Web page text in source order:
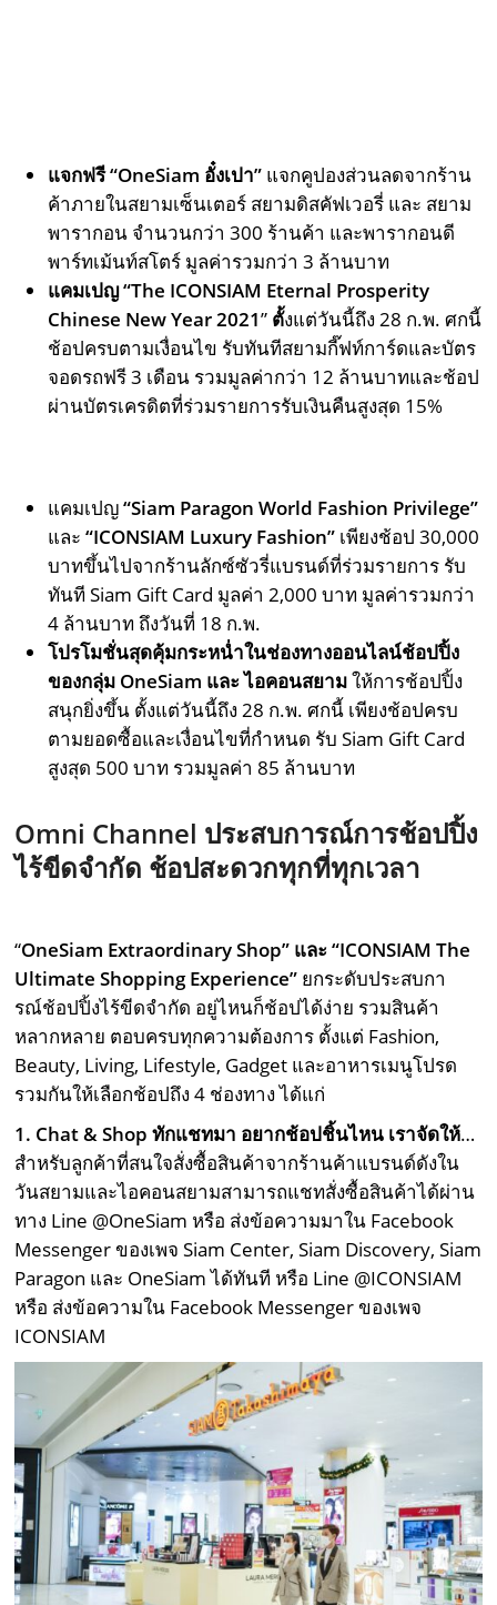
แจกฟรี“OneSiam อั๋งเปา” แจกคูปองส่วนลดจากร้าน
ค้าภายในสยามเซ็นเตอร์ สยามดิสคัฟเวอรี่ และ สยาม
พารากอน จำนวนกว่า 300 ร้านค้า และพารากอนดี
พาร์ทเม้นท์สโตร์ มูลค่ารวมกว่า 3 ล้านบาท
แคมเปญ“The ICONSIAM Eternal Prosperity
Chinese New Year 2021” ตั้งแต่วันนี้ถึง 28 ก.พ. ศกนี้
ช้อปครบตามเงื่อนไข รับทันทีสยามกี๊ฟท์การ์ดและบัตร
จอดรถฟรี 3 เดือน รวมมูลค่ากว่า 12 ล้านบาทและช้อป
ผ่านบัตรเครดิตที่ร่วมรายการรับเงินคืนสูงสุด 15%
แคมเปญ“Siam Paragon World Fashion Privilege”
และ “ICONSIAM Luxury Fashion” เพียงช้อป 30,000
บาทขึ้นไปจากร้านลักซ์ซัวรี่แบรนด์ที่ร่วมรายการ รับ
ทันที Siam Gift Card มูลค่า 2,000 บาท มูลค่ารวมกว่า
4 ล้านบาท ถึงวันที่ 18 ก.พ.
โปรโมชั่นสุดคุ้มกระหน่ำในช่องทางออนไลน์ช้อปปิ้ง
ของกลุ่ม OneSiam และ ไอคอนสยามให้การช้อปปิ้ง
สนุกยิ่งขึ้น ตั้งแต่วันนี้ถึง 28 ก.พ. ศกนี้ เพียงช้อปครบ
ตามยอดซื้อและเงื่อนไขที่กำหนด รับ Siam Gift Card
สูงสุด 500 บาท รวมมูลค่า 85 ล้านบาท
Omni Channel ประสบการณ์การช้อปปิ้ง
ไร้ขีดจำกัด ช้อปสะดวกทุกที่ทุกเวลา
“OneSiam Extraordinary Shop” และ “ICONSIAM The
Ultimate Shopping Experience” ยกระดับประสบกา
รณ์ช้อปปิ้งไร้ขีดจำกัด อยู่ไหนก็ช้อปได้ง่าย รวมสินค้า
หลากหลาย ตอบครบทุกความต้องการ ตั้งแต่ Fashion,
Beauty, Living, Lifestyle, Gadget และอาหารเมนูโปรด
รวมกันให้เลือกช้อปถึง 4 ช่องทาง ได้แก่
1. Chat & Shop ทักแชทมา อยากช้อปชิ้นไหน เราจัดให้…
สำหรับลูกค้าที่สนใจสั่งซื้อสินค้าจากร้านค้าแบรนด์ดังใน
วันสยามและไอคอนสยามสามารถแชทสั่งซื้อสินค้าได้ผ่าน
ทาง Line @OneSiam หรือ ส่งข้อความมาใน Facebook
Messenger ของเพจ Siam Center, Siam Discovery, Siam
Paragon และ OneSiam ได้ทันที หรือ Line @ICONSIAM
หรือ ส่งข้อความใน Facebook Messenger ของเพจ
ICONSIAM